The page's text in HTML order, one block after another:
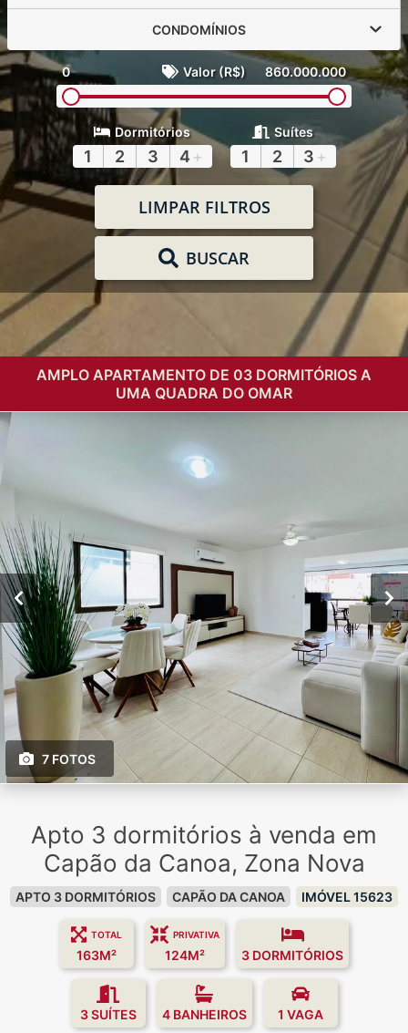
CONDOMÍNIOS
0 Valor (R$) 860.000.000
Dormitórios
1 2 3 4 +
Suítes
1 2 3 +
LIMPAR FILTROS
BUSCAR
AMPLO APARTAMENTO DE 03 DORMITÓRIOS A
UMA QUADRA DO OMAR
7 FOTOS
Apto 3 dormitórios à venda em
Capão da Canoa, Zona Nova
APTO 3 DORMITÓRIOS CAPÃO DA CANOA IMÓVEL 15623
TOTAL
163M²
PRIVATIVA
124M² 3 DORMITÓRIOS
3 SUÍTES 4 BANHEIROS 1 VAGA